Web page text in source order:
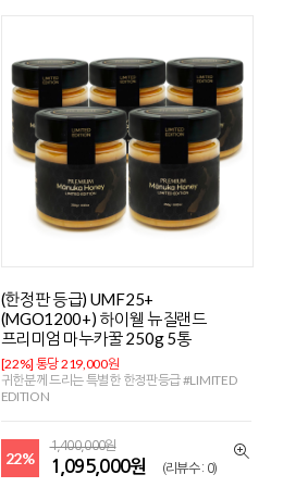
(한정판 등급) UMF25+
(MGO1200+) 하이웰 뉴질랜드
프리미엄 마누카꿀 250g 5통
[22%] 통당 219,000원
귀한분께 드리는 특별한 한정판등급 #LIMITED
EDITION
22%
1,400,000원
1,095,000원 (리뷰수 : 0)